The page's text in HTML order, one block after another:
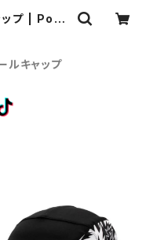
プ | Pong
ルキャップ